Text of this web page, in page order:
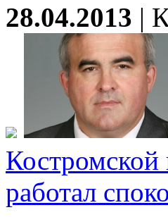
28.04.2013 |
Костромской
работал